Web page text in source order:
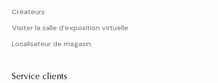
Créateurs
Visiter la salle d'exposition virtuelle
Localisateur de magasin
Service clients